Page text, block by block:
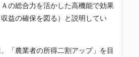
の総合力を活かした高機能で効果
益の確保を図る）と説明してい
「農業者の所得二割アップ」を目